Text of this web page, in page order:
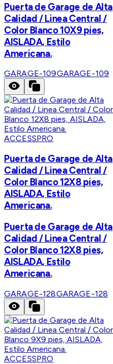
Puerta de Garage de Alta
Calidad / Linea Central /
Color Blanco 10X9 pies,
AISLADA, Estilo
Americana.
GARAGE-109GARAGE-109
ACCESSPRO
Puerta de Garage de Alta
Calidad / Linea Central /
Color Blanco 12X8 pies,
AISLADA, Estilo
Americana.
Puerta de Garage de Alta
Calidad / Linea Central /
Color Blanco 12X8 pies,
AISLADA, Estilo
Americana.
GARAGE-128GARAGE-128
ACCESSPRO